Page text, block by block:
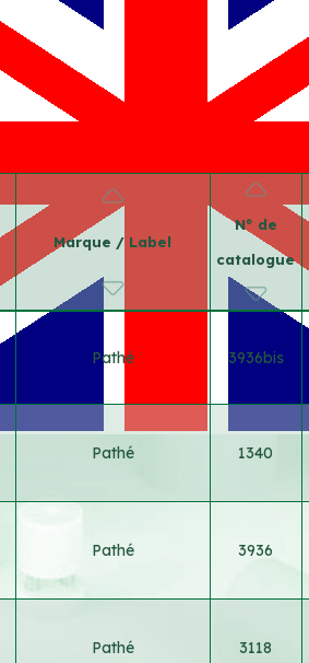
Marque / Label
N° de
catalogue
Pathé 3936bis
Pathé 1340
Pathé 3936
Pathé 3118